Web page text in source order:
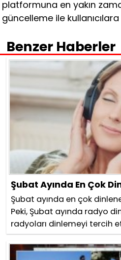
platformuna en yakın
güncelleme ile
Benzer Haberler
Şubat Ayında En Çok
Şubat ayında en çok
Peki, Şubat ayında radyo
radyoları dinlemeyi tercih